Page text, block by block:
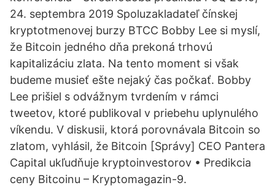
24. septembra 2019 Spoluzakladateľ čínskej
kryptotmenovej burzy BTCC Bobby Lee si myslí,
že Bitcoin jedného dňa prekoná trhovú
kapitalizáciu zlata. Na tento moment si však
budeme musieť ešte nejaký čas počkať. Bobby
Lee prišiel s odvážnym tvrdením v rámci
tweetov, ktoré publikoval v priebehu uplynulého
víkendu. V diskusii, ktorá porovnávala Bitcoin so
zlatom, vyhlásil, že Bitcoin [Správy] CEO Pantera
Capital ukľudňuje kryptoinvestorov • Predikcia
ceny Bitcoinu – Kryptomagazin-9.